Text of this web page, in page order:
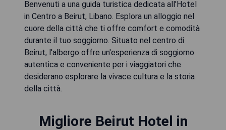
Benvenuti a una guida turistica dedicata all'Hotel
in Centro a Beirut, Libano. Esplora un alloggio nel
cuore della città che ti offre comfort e comodità
durante il tuo soggiorno. Situato nel centro di
Beirut, l'albergo offre un'esperienza di soggiorno
autentica e conveniente per i viaggiatori che
desiderano esplorare la vivace cultura e la storia
della città.
Migliore Beirut Hotel in